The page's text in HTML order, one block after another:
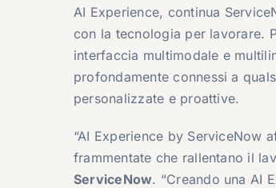
AI Experience, continua
con la tecnologia per lavorare.
interfaccia multimodale e
profondamente connessi a
personalizzate e proattive.
“AI Experience by ServiceNow
frammentate che rallentano il
ServiceNow. “Creando una AI